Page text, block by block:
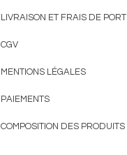
LIVRAISON ET FRAIS DE PORT
CGV
MENTIONS LÉGALES
PAIEMENTS
COMPOSITION DES PRODUITS